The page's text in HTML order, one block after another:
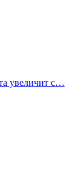
увеличит с…